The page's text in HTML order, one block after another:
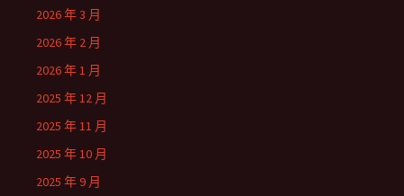
2026 年 3 月
2026 年 2 月
2026 年 1 月
2025 年 12 月
2025 年 11 月
2025 年 10 月
2025 年 9 月